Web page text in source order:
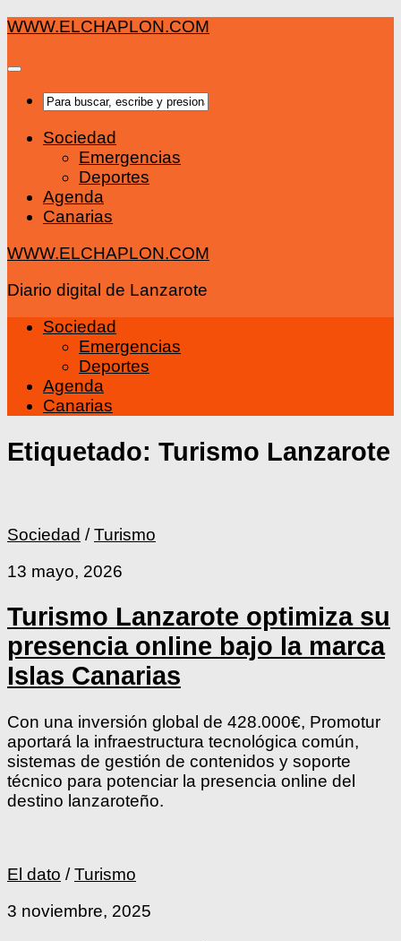
Saltar
contenido
WWW.ELCHAPLON.COM
Sociedad
Emergencias
Deportes
Agenda
Canarias
WWW.ELCHAPLON.COM
Diario digital de Lanzarote
Sociedad
Emergencias
Deportes
Agenda
Canarias
Etiquetado: Turismo Lanzarote
Sociedad /Turismo
13 mayo, 2026
Turismo Lanzarote optimiza su
presencia online bajo la marca
Islas Canarias
Con una inversión global de 428.000€, Promotur
aportará la infraestructura tecnológica común,
sistemas de gestión de contenidos y soporte
técnico para potenciar la presencia online del
destino lanzaroteño.
El dato /Turismo
3 noviembre, 2025